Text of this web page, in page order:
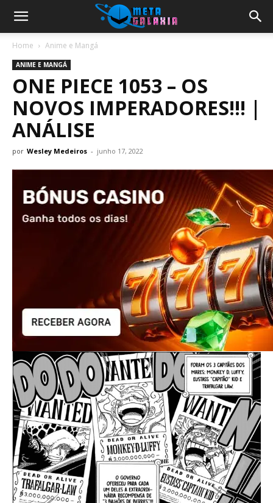
Home Anime e Mangá
ANIME E MANGÁ
ONE PIECE 1053 – OS
NOVOS IMPERADORES!!! |
ANÁLISE
por Wesley Medeiros - junho 17, 2022